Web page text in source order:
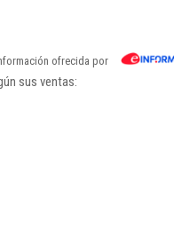
ofrecida por
sus ventas: